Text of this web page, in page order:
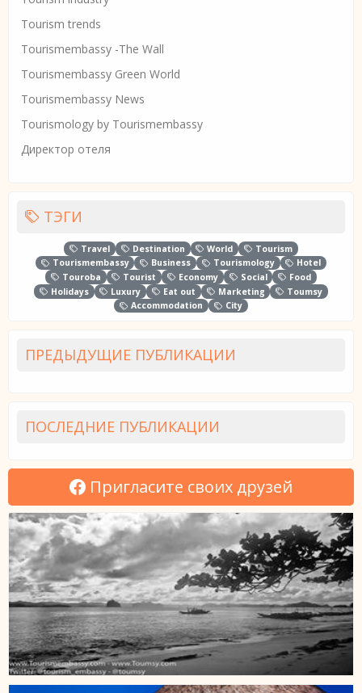
Tourism trends
Tourismembassy -The Wall
Tourismembassy Green World
Tourismembassy News
Tourismology by Tourismembassy
Директор отеля
ТЭГИ
Travel Destination World
Tourism
Tourismembassy
Business Tourismology
Hotel
Touroba
Tourist Economy Social
Food
Holidays
Luxury Eat out Marketing
Toumsy
Accommodation
City
ПРЕДЫДУЩИЕ ПУБЛИКАЦИИ
ПОСЛЕДНИЕ ПУБЛИКАЦИИ
Пригласите своих друзей